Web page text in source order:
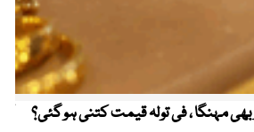
مہنگا ، فی تولہ قیمت کتنی ہو گئی؟